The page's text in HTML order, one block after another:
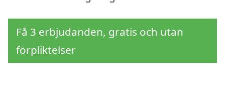
Få 3 erbjudanden, gratis och utan
förpliktelser